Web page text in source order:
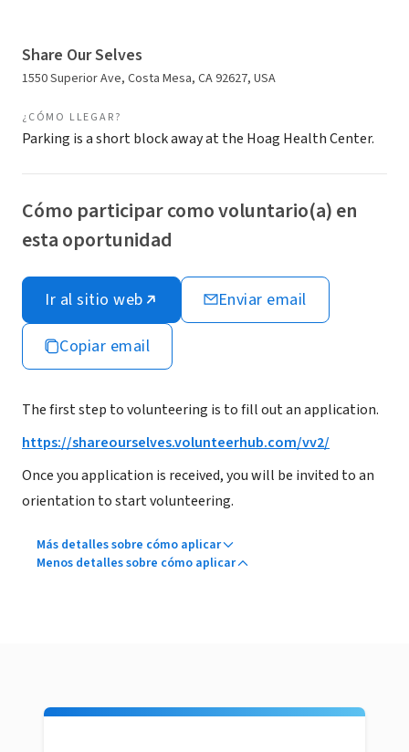
Share Our Selves
1550 Superior Ave, Costa Mesa, CA 92627, USA
¿CÓMO LLEGAR?
Parking is a short block away at the Hoag Health Center.
Cómo participar como voluntario(a) en
esta oportunidad
Ir al sitio web Enviar email
Copiar email
The first step to volunteering is to fill out an application.
https://shareourselves.volunteerhub.com/vv2/
Once you application is received, you will be invited to an
orientation to start volunteering.
Más detalles sobre cómo aplicar
Menos detalles sobre cómo aplicar